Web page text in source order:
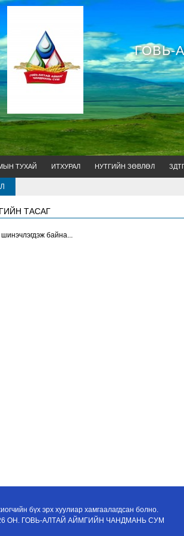
ГОВЬ-
ТУХАЙ ИТХУРАЛ НУТГИЙН ЗӨВЛӨЛ
ТАСАГ
байна...
бүх эрх хуулиар хамгаалагдсан болно.
ОН. ГОВЬ-АЛТАЙ АЙМГИЙН ЧАНДМАНЬ СУМ